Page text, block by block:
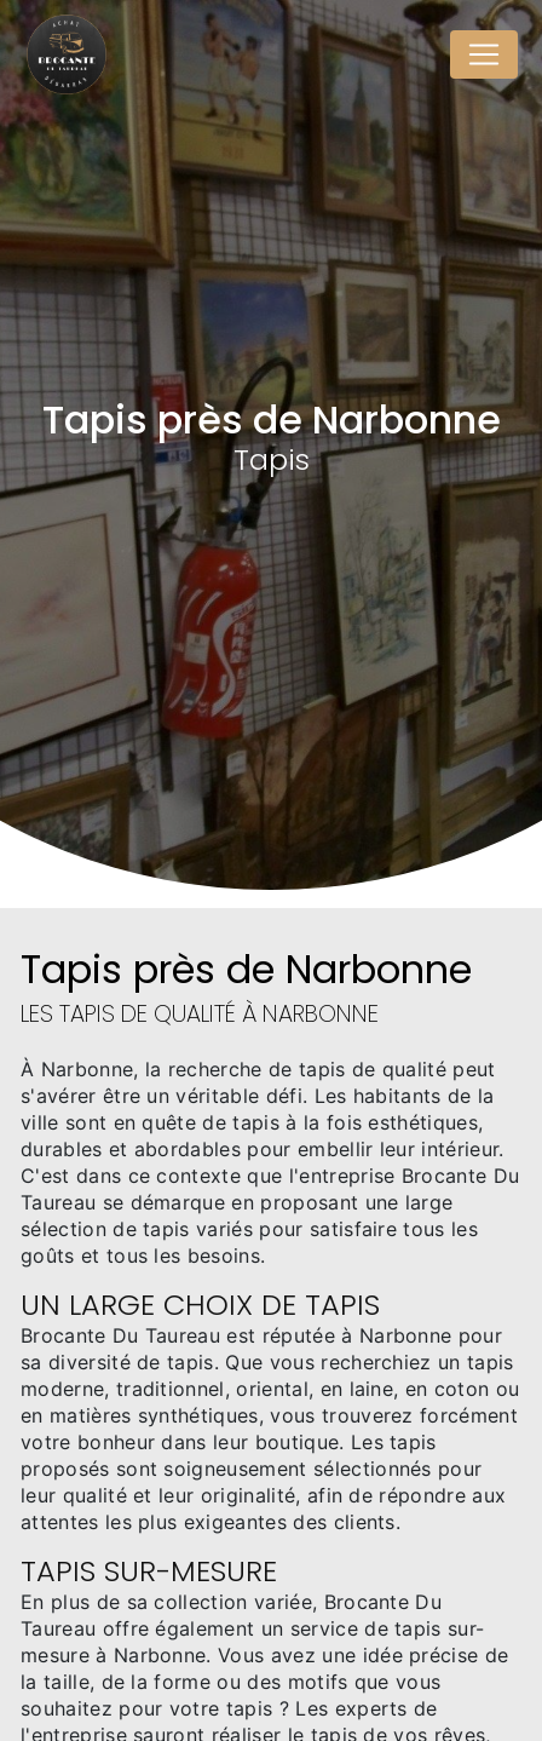
Tapis près de Narbonne
Tapis
Tapis près de Narbonne
LES TAPIS DE QUALITÉ À NARBONNE
À Narbonne, la recherche de tapis de qualité peut
s'avérer être un véritable défi. Les habitants de la
ville sont en quête de tapis à la fois esthétiques,
durables et abordables pour embellir leur intérieur.
C'est dans ce contexte que l'entreprise Brocante Du
Taureau se démarque en proposant une large
sélection de tapis variés pour satisfaire tous les
goûts et tous les besoins.
UN LARGE CHOIX DE TAPIS
Brocante Du Taureau est réputée à Narbonne pour
sa diversité de tapis. Que vous recherchiez un tapis
moderne, traditionnel, oriental, en laine, en coton ou
en matières synthétiques, vous trouverez forcément
votre bonheur dans leur boutique. Les tapis
proposés sont soigneusement sélectionnés pour
leur qualité et leur originalité, afin de répondre aux
attentes les plus exigeantes des clients.
TAPIS SUR-MESURE
En plus de sa collection variée, Brocante Du
Taureau offre également un service de tapis sur-
mesure à Narbonne. Vous avez une idée précise de
la taille, de la forme ou des motifs que vous
souhaitez pour votre tapis ? Les experts de
l'entreprise sauront réaliser le tapis de vos rêves,
Panneau de gestion des cookies